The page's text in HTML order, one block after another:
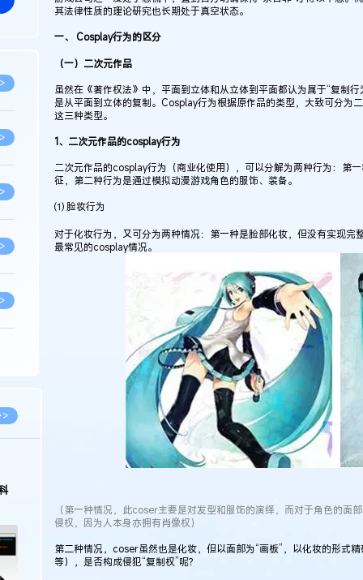
报》采访：技术革新下知识产权保护面临新
挑战与应对策略
2026.02.10
技有限公司技术
其法律性质的理论研究也长期处于真空状态。
一、 Cosplay行为的区分
（一）二次元作品
虽然在《著作权法》中，平面到立体和从立体到平面都认为属于“复制
是从平面到立体的复制。Cosplay行为根据原作品的类型，大致可分为
这三种类型。
1、二次元作品的cosplay行为
二次元作品的cosplay行为（商业化使用），可以分解为两种行为：第
征，第二种行为是通过模拟动漫游戏角色的服饰、装备。
⑴ 脸妆行为
对于化妆行为，又可分为两种情况：第一种是脸部化妆，但没有实现
最常见的cosplay情况。
（第一种情况，此coser主要是对发型和服饰的演绎，而对于角色的面
侵权，因为人本身亦拥有肖像权）
第二种情况，coser虽然也是化妆，但以面部为“画板”，以化妆的形式
等），是否构成侵犯“复制权”呢？